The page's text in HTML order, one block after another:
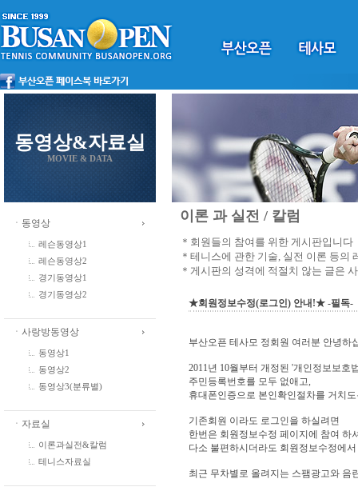
동영상&자료실
MOVIE & DATA
ㆍ동영상
레슨동영상1
레슨동영상2
경기동영상1
경기동영상2
ㆍ사랑방동영상
동영상1
동영상2
동영상3(분류별)
ㆍ자료실
이론과실전&칼럼
테니스자료실
이론 과 실전 / 칼럼
＊회원들의 참여를 위한 게시판입니다
＊테니스에 관한 기술, 실전 이론 등의
＊게시판의 성격에 적절치 않는 글은
★회원정보수정(로그인) 안내!★ -필독-
부산오픈 테사모 정회원 여러분 안녕하
2011년 10월부터 개정된 '개인정보보호
주민등록번호를 모두 없애고,
휴대폰인증으로 본인확인절차를 거치
기존회원 이라도 로그인을 하실려면
한번은 회원정보수정 페이지에 참여 하
다소 불편하시더라도 회원정보수정에
최근 무차별로 올려지는 스팸광고와 음